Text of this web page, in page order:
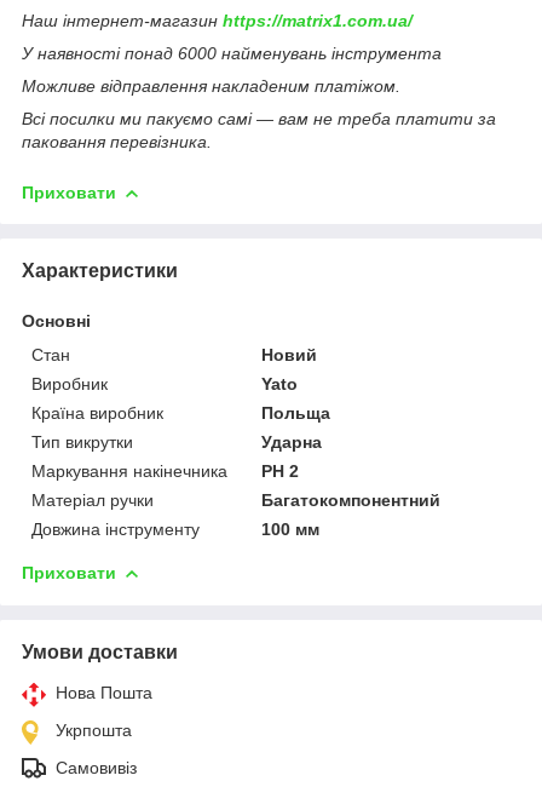
Наш інтернет-магазин https://matrix1.com.ua/
У наявності понад 6000 найменувань інструмента
Можливе відправлення накладеним платіжом.
Всі посилки ми пакуємо самі — вам не треба платити за
паковання перевізника.
Приховати
Характеристики
Основні
Стан
Новий
Виробник
Yato
Країна виробник
Польща
Тип викрутки
Ударна
Маркування накінечника
PH 2
Матеріал ручки
Багатокомпонентний
Довжина інструменту
100 мм
Приховати
Умови доставки
Нова Пошта
Укрпошта
Самовивіз